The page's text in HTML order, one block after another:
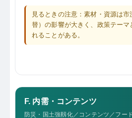
見るときの注意：素材・資源は
替）の影響が大きく、政策テー
れることがある。
F. 内需・コンテンツ
防災・国土強靱化／コンテンツ／フー